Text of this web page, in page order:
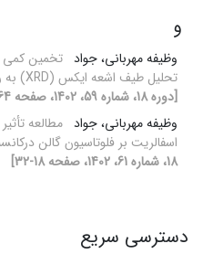
و
وظیفه مهربانی، جواد تخمین کمی
تحلیل طیف اشعه ایکس (XRD) به روش ریتولد کانسنگ مس سونگون
[دوره 18، شماره 59، 1402، صفحه 64-74]
وظیفه مهربانی، جواد مطالعه
اسفالریت بر فلوتاسیون گالن
18، شماره 61، 1402، صفحه 18-32]
دسترسی سریع